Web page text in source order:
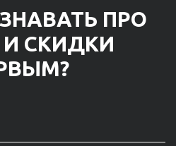
ПРО
СКИДКИ